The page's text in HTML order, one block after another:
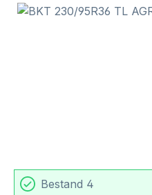
Bildergalerie überspringen
Bestand 4